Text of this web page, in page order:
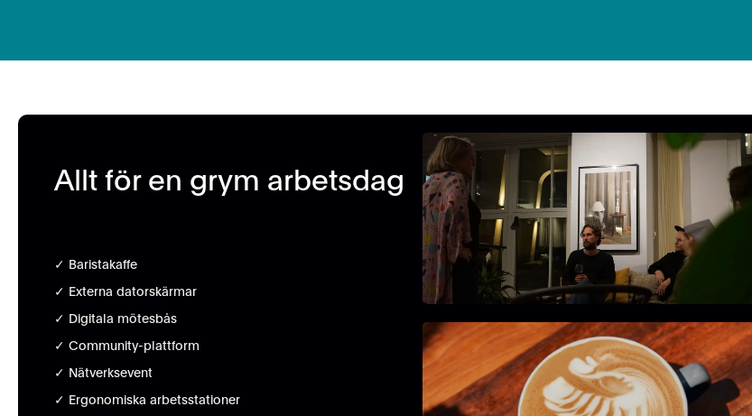
Allt för en grym arbetsdag
✓ Baristakaffe
✓ Externa datorskärmar
✓ Digitala mötesbås
✓ Community-plattform
✓ Nätverksevent
✓ Ergonomiska arbetsstationer